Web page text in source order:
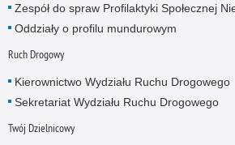
Zespół do spraw Profilaktyki Społecznej
Oddziały o profilu mundurowym
Ruch Drogowy
Kierownictwo Wydziału Ruchu Drogowego
Sekretariat Wydziału Ruchu Drogowego
Twój Dzielnicowy